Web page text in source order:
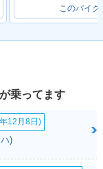
このバイ
乗ってます
12月8日)
)